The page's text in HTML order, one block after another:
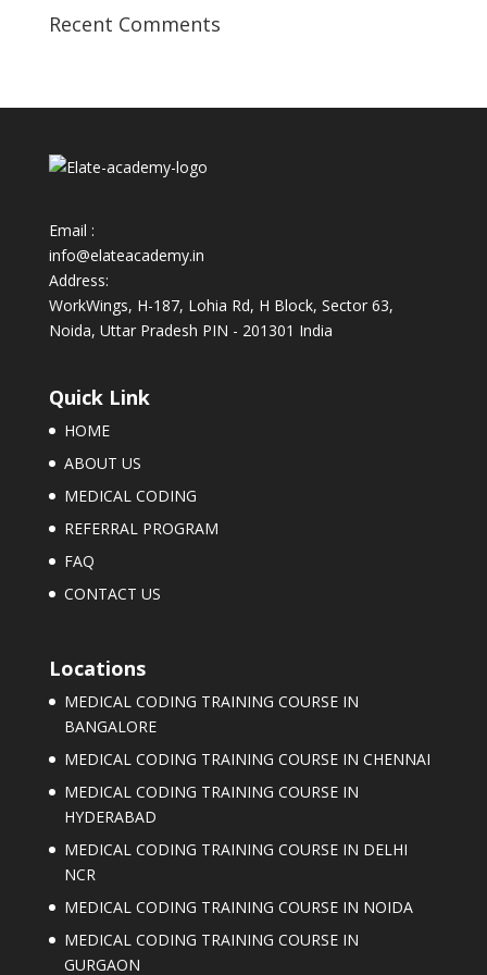
Recent Comments
Email :
info@elateacademy.in
Address:
WorkWings, H-187, Lohia Rd, H Block, Sector 63,
Noida, Uttar Pradesh PIN - 201301 India
Quick Link
HOME
ABOUT US
MEDICAL CODING
REFERRAL PROGRAM
FAQ
CONTACT US
Locations
MEDICAL CODING TRAINING COURSE IN
BANGALORE
MEDICAL CODING TRAINING COURSE IN CHENNAI
MEDICAL CODING TRAINING COURSE IN
HYDERABAD
MEDICAL CODING TRAINING COURSE IN DELHI
NCR
MEDICAL CODING TRAINING COURSE IN NOIDA
MEDICAL CODING TRAINING COURSE IN
GURGAON